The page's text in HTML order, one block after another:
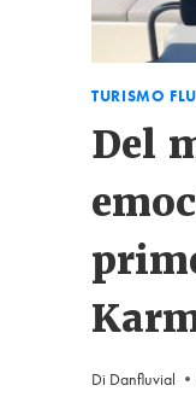
TURISMO
Del
Di Danfluvial